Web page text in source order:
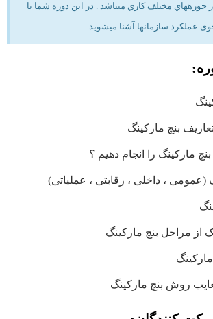
حوزههاي مختلف كاري میباشد . در این دوره شما با
عملکرد سازمانها آشنا میشوید.
بنچ مارکینگ
مارکینگ را انجام دهیم ؟
(عمومی ، داخلی ، رقابتی ، عملیاتی)
از مراحل بنچ مارکینگ
روش بنچ مارکینگ